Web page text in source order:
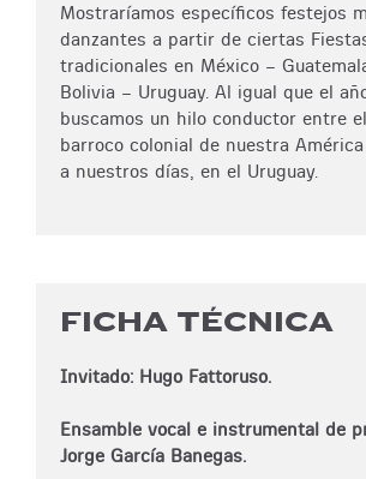
Mostraríamos específicos festejos
danzantes a partir de ciertas
tradicionales en México –
Bolivia – Uruguay. Al igual que el
buscamos un hilo conductor entre
barroco colonial de nuestra
a nuestros días, en el Uruguay.
FICHA TÉCNICA
Invitado: Hugo Fattoruso.
Ensamble vocal e instrumental de
Jorge García Banegas.